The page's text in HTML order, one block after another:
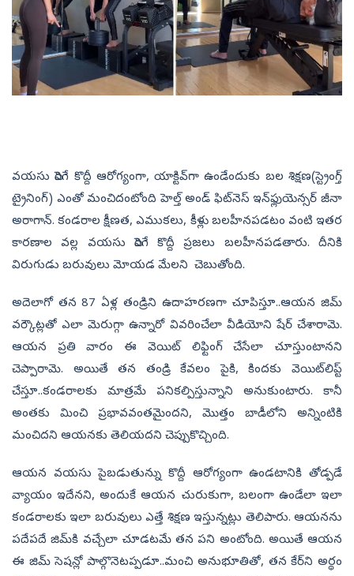
వయసు పెరిగే కొద్దీ ఆరోగ్యంగా, యాక్టివ్‌గా ఉండేందుకు బల శిక్షణ(స్ట్రెంగ్త్‌
ట్రైనింగ్‌) ఎంతో మంచిదంటోంది హెల్త్ అండ్ ఫిట్‌నెస్ ఇన్‌ఫ్లుయెన్సర్ జీనా
అరాగాన్. కండరాల క్షీణత, ఎముకలు, కీళ్లు బలహీనపడటం వంటి ఇతర
కారణాల వల్ల వయసు పెరిగే కొద్దీ ప్రజలు బలహీనపడతారు. దీనికి
విరుగుడు బరువులు మోయడ మేలని చెబుతోంది.
అదెలాగో తన 87 ఏళ్ల తండ్రిని ఉదాహరణగా చూపిస్తూ..ఆయన జిమ్‌
వర్కౌట్లతో ఎలా మెరుగ్గా ఉన్నారో వివరించేలా వీడియోని షేర్‌ చేశారామె.
ఆయన ప్రతి వారం ఈ వెయిట్‌ లిఫ్టింగ్‌ చేసేలా చూస్తుంటానని
చెప్పారామె. అయితే తన తండ్రి కేవలం పైకి, కిందకు వెయిట్‌లిప్ట్‌
చేస్తూ..కండరాలకు మాత్రమే పనికల్పిస్తున్నాని అనుకుంటారు. కానీ
అంతకు మించి ప్రభావవంతమైందని, మొత్తం బాడీలోని అన్నింటికి
మంచిదని ఆయనకు తెలియదని చెప్పుకొచ్చింది.
ఆయన వయసు పైబడుతున్ను కొద్దీ ఆరోగ్యంగా ఉండటానికి తోడ్పడే
వ్యాయం ఇదేనని, అందుకే ఆయన చురుకుగా, బలంగా ఉండేలా ఇలా
కండరాలకు ఇలా బరువులు ఎత్తే శిక్షణ ఇస్తున్నట్లు తెలిపారు. ఆయనను
పదేపదే జిమ్‌కి వచ్చేలా చూడటమే తన పని అంటోంది. అయితే ఆయన
ఈ జిమ్‌ సెషన్లో పాల్గొనెటప్పడూ..మంచి అనుభూతితో, తన కేర్‌ని అర్థం